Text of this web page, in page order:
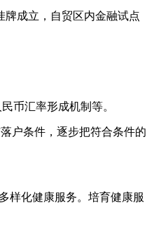
牌成立，自贸区内金融试点
币汇率形成机制等。
户条件，逐步把符合条件的
样化健康服务。培育健康服